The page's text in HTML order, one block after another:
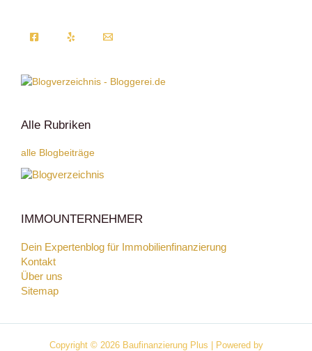
Alle Rubriken
alle Blogbeiträge
IMMOUNTERNEHMER
Dein Expertenblog für Immobilienfinanzierung
Kontakt
Über uns
Sitemap
Copyright © 2026 Baufinanzierung Plus | Powered by